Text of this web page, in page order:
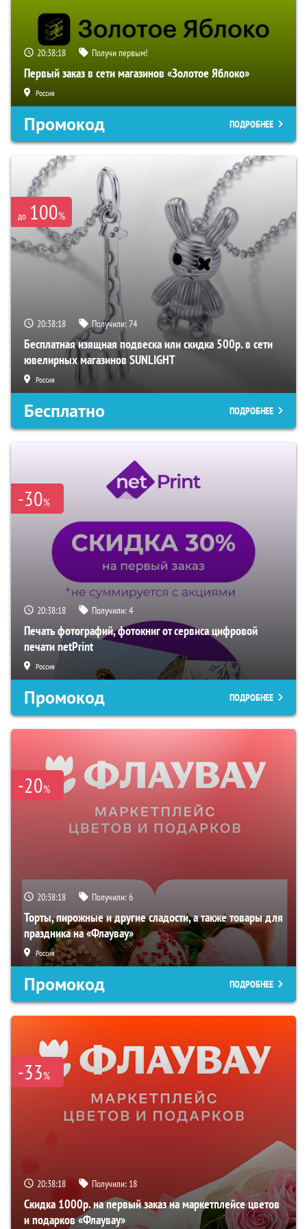
20:38:18 Получи первым!
Первый заказ в сети магазинов «Золотое Яблоко»
Россия
Промокод ПОДРОБНЕЕ
до 100%
20:38:18 Получили:74
Бесплатная изящная подвеска или скидка 500р. в сети
ювелирных магазинов SUNLIGHT
Россия
Бесплатно ПОДРОБНЕЕ
-30%
20:38:18 Получили:4
Печать фотографий, фотокниг от сервиса цифровой
печати netPrint
Россия
Промокод ПОДРОБНЕЕ
-20%
20:38:18 Получили:6
Торты, пирожные и другие сладости, а также товары для
праздника на «Флаувау»
Россия
Промокод ПОДРОБНЕЕ
-33%
20:38:18 Получили: 18
Скидка 1000р. на первый заказ на маркетплейсе цветов
и подарков «Флаувау»